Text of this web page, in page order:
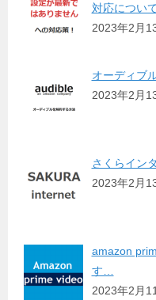
対応につい
2023年2月
オーディブ
2023年2月
さくらイン
2023年2月
amazon
す…
2023年2月